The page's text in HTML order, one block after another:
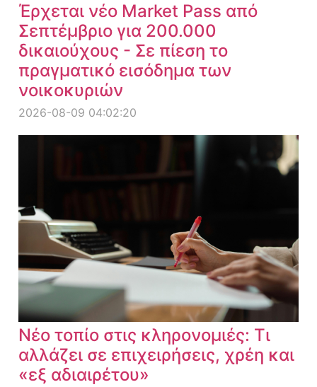
Έρχεται νέο Market Pass από
Σεπτέμβριο για 200.000
δικαιούχους - Σε πίεση το
πραγματικό εισόδημα των
νοικοκυριών
2026-08-09 04:02:20
Νέο τοπίο στις κληρονομιές: Τι
αλλάζει σε επιχειρήσεις, χρέη και
«εξ αδιαιρέτου»